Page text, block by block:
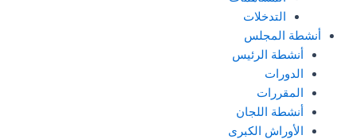
التدخلات
أنشطة المجلس
أنشطة الرئيس
الدورات
المقررات
أنشطة اللجان
الأوراش الكبرى